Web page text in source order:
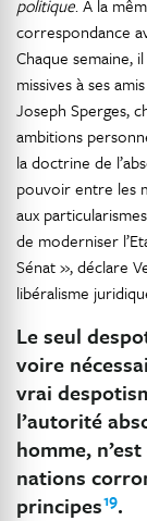
politique. A la
correspondance
Chaque semaine,
missives à ses
Joseph Sperges,
ambitions
la doctrine de
pouvoir entre les
aux
de moderniser
Sénat », déclare
libéralisme
Le seul
voire
vrai
l’autorité
homme,
nations
principes19.